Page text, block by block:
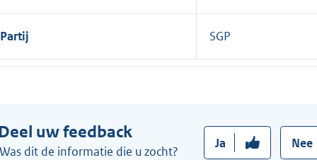
Partij SGP
uw feedback
Was dit de informatie die u zocht?
Ja Nee